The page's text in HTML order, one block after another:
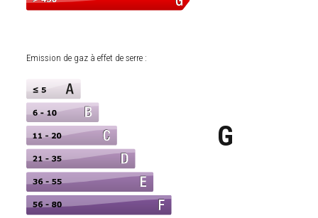
Emission de gaz à effet de serre :
G